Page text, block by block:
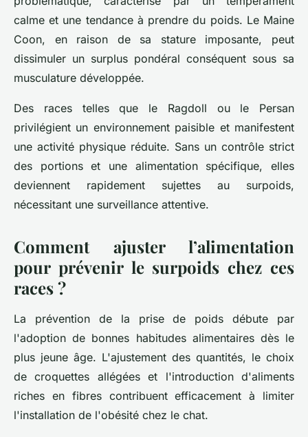
calme et une tendance à prendre du poids. Le Maine
Coon, en raison de sa stature imposante, peut
dissimuler un surplus pondéral conséquent sous sa
musculature développée.
Des races telles que le Ragdoll ou le Persan
privilégient un environnement paisible et manifestent
une activité physique réduite. Sans un contrôle strict
des portions et une alimentation spécifique, elles
deviennent rapidement sujettes au surpoids,
nécessitant une surveillance attentive.
Comment ajuster l’alimentation
pour prévenir le surpoids chez ces
races ?
La prévention de la prise de poids débute par
l'adoption de bonnes habitudes alimentaires dès le
plus jeune âge. L'ajustement des quantités, le choix
de croquettes allégées et l'introduction d'aliments
riches en fibres contribuent efficacement à limiter
l'installation de l'obésité chez le chat.